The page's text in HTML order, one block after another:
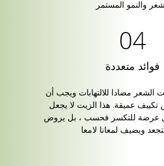
والنمو المستمر
فوائد متعددة
مضادا للالتهابات ويجب أن
عميقة. هذا الزيت لا يجعل
عرضة للتكسر فحسب ، بل يروض
ويضيف لمعانا لامعا